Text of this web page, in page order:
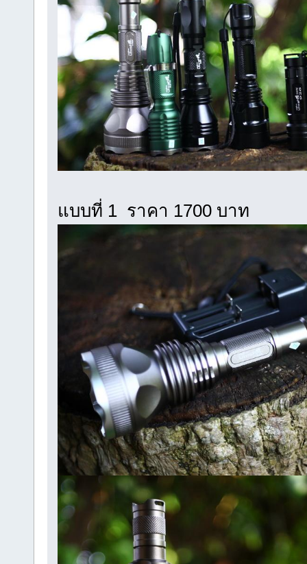
แบบที่ 1 ราคา 1700 บาท